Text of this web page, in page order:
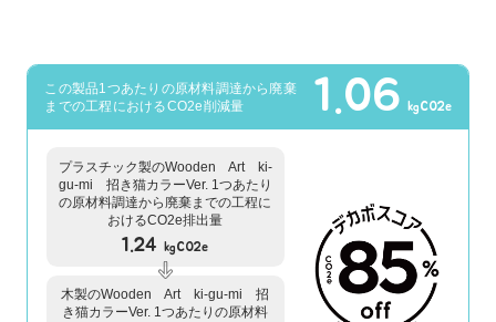
この製品1つあたりの原材料調達から廃棄
までの工程におけるCO2e削減量
1.06 kgCO2e
プラスチック製のWooden Art ki-
gu-mi 招き猫カラーVer. 1つあたり
の原材料調達から廃棄までの工程に
おけるCO2e排出量
1.24 kgCO2e
木製のWooden Art ki-gu-mi 招
き猫カラーVer. 1つあたりの原材料